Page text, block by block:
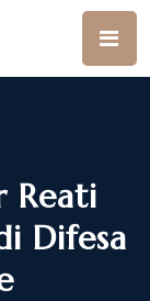
Reati
Difesa